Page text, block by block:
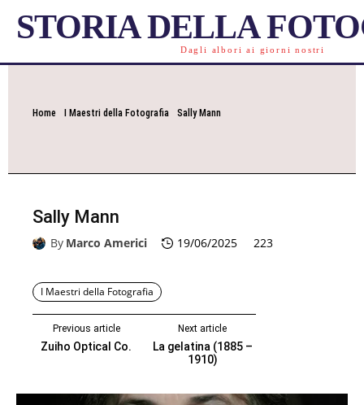
STORIA DELLA
Dagli albori ai giorni nostri
Home I Maestri della Fotografia Sally Mann
Sally Mann
By Marco Americi 19/06/2025 223
I Maestri della Fotografia
Previous article
Zuiho Optical Co.
Next article
La gelatina (1885 –
1910)